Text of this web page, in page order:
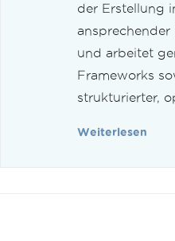
e file system
        merged
.SaveAs
der Erstellung
ansprechender
und arbeitet
Frameworks
strukturierter,
Weiterlesen